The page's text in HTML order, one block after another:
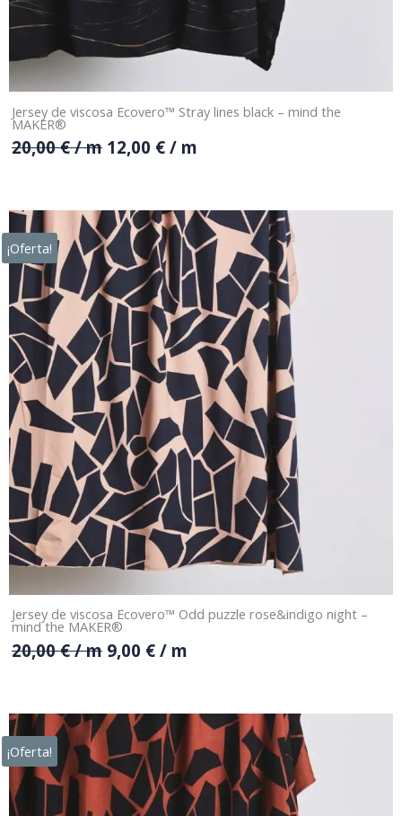
Jersey de viscosa Ecovero™ Stray lines black – mind the
MAKER®
20,00€/ m 12,00 €/ m
¡Oferta!
Jersey de viscosa Ecovero™ Odd puzzle rose&indigo night –
mind the MAKER®
20,00€/ m 9,00 €/ m
¡Oferta!